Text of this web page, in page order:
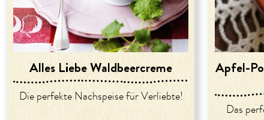
Alles Liebe Waldbeercreme
Die perfekte Nachspeise für Verliebte!
Apfel-
Das